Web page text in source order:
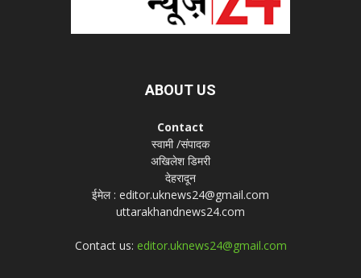
ABOUT US
Contact
स्वामी /संपादक
अखिलेश डिमरी
देहरादून
ईमेल : editor.uknews24@gmail.com
uttarakhandnews24.com
Contact us: editor.uknews24@gmail.com